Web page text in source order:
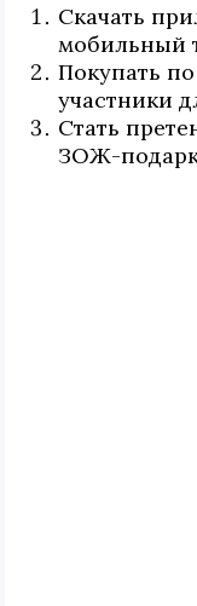
Скачать
мобильный
Покупать
участники
Стать
ЗОЖ-